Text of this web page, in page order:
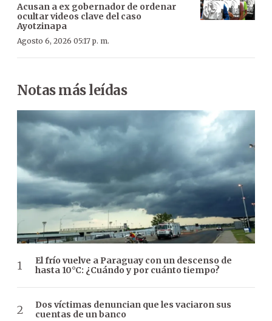
Acusan a ex gobernador de ordenar
ocultar videos clave del caso
Ayotzinapa
Agosto 6, 2026 05:17 p. m.
Notas más leídas
El frío vuelve a Paraguay con un descenso de
hasta 10°C: ¿Cuándo y por cuánto tiempo?
Dos víctimas denuncian que les vaciaron sus
cuentas de un banco